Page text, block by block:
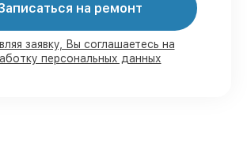
по ремонту выполняются в
клиента
Fortuna готовы к
на ремонт
заявку, Вы соглашаетесь на
персональных данных